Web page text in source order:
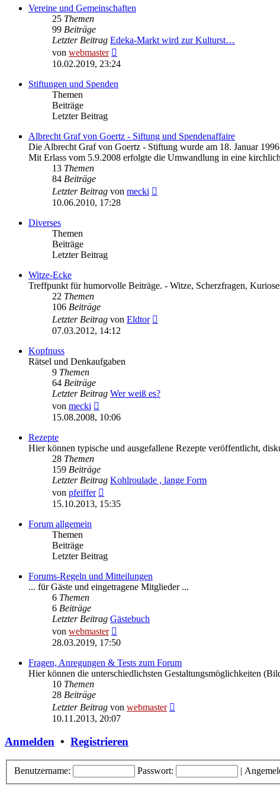
Vereine und Gemeinschaften
25 Themen
99 Beiträge
Letzter Beitrag Edeka-Markt wird zur Kulturst…
von webmaster
Beitrag
10.02.2019, 23:24
Stiftungen und Spenden
Themen
Beiträge
Letzter Beitrag
Albrecht Graf von Goertz - Siftung und Spendenaffaire
Die Albrecht Graf von Goertz - Stiftung wurde am 18. Januar
Mit Erlass vom 5.9.2008 erfolgte die Umwandlung in eine
13 Themen
84 Beiträge
Letzter Beitrag von mecki
10.06.2010, 17:28
Diverses
Themen
Beiträge
Letzter Beitrag
Witze-Ecke
Treffpunkt für humorvolle Beiträge. - Witze, Scherzfragen,
22 Themen
106 Beiträge
Letzter Beitrag von Eldtor
07.03.2012, 14:12
Kopfnuss
Rätsel und Denkaufgaben
9 Themen
64 Beiträge
Letzter Beitrag Wer weiß es?
von mecki
Beitrag
15.08.2008, 10:06
Rezepte
Hier können typische und ausgefallene Rezepte veröffentlicht,
28 Themen
159 Beiträge
Letzter Beitrag Kohlroulade , lange Form
von pfeiffer
Beitrag
15.10.2013, 15:35
Forum allgemein
Themen
Beiträge
Letzter Beitrag
Forums-Regeln und Mitteilungen
... für Gäste und eingetragene Mitglieder ...
6 Themen
6 Beiträge
Letzter Beitrag Gästebuch
von webmaster
Beitrag
28.03.2019, 17:50
Fragen, Anregungen & Tests zum Forum
Hier können die unterschiedlichsten Gestaltungsmöglichkeiten
10 Themen
28 Beiträge
Letzter Beitrag von webmaster
10.11.2013, 20:07
Anmelden • Registrieren
Benutzername: Passwort: |